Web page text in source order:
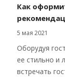
Как
5 мая 2021
Оборудуя
ее стильно и
встречать